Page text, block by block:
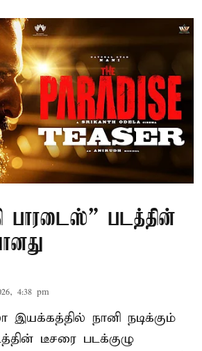
பாரடைஸ்” படத்தின்
4:38 pm
இயக்கத்தில் நானி நடிக்கும்
டீசரை படக்குழு